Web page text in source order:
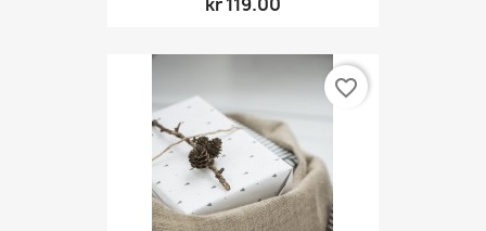
favorite_border